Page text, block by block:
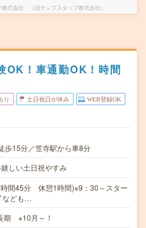
式会社 （旧テンプスタッフ株式会社）
OK！車通勤OK！時間
り 土日祝日が休み WEB登録OK
歩15分／笠寺駅から車8分
しい土日祝やすみ
間45分 休憩1時間)※9：30～スター
なども…
期 ※10月～！